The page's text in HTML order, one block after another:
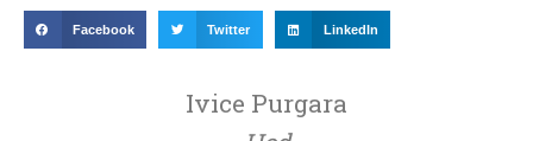
Facebook Twitter LinkedIn
Ivice Purgara